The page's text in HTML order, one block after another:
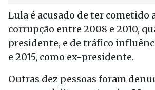
Lula é acusado de ter cometido
corrupção entre 2008 e 2010,
presidente, e de tráfico
e 2015, como ex-presidente.
Outras dez pessoas foram